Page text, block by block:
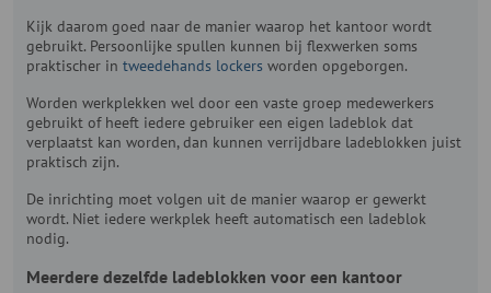
Kijk daarom goed naar de manier waarop het kantoor wordt
gebruikt. Persoonlijke spullen kunnen bij flexwerken soms
praktischer in tweedehands lockers worden opgeborgen.
Worden werkplekken wel door een vaste groep medewerkers
gebruikt of heeft iedere gebruiker een eigen ladeblok dat
verplaatst kan worden, dan kunnen verrijdbare ladeblokken juist
praktisch zijn.
De inrichting moet volgen uit de manier waarop er gewerkt
wordt. Niet iedere werkplek heeft automatisch een ladeblok
nodig.
Meerdere dezelfde ladeblokken voor een kantoor